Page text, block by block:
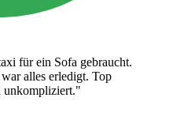
für ein Sofa gebraucht.
alles erledigt. Top
unkompliziert."